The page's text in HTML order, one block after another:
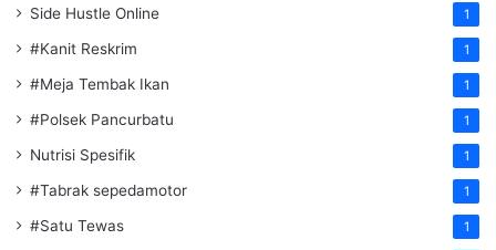
Side Hustle Online 1
#Kanit Reskrim 1
#Meja Tembak Ikan 1
#Polsek Pancurbatu 1
Nutrisi Spesifik 1
#Tabrak sepedamotor 1
#Satu Tewas 1